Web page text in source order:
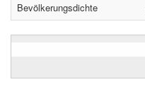
Bevölkerungsdichte